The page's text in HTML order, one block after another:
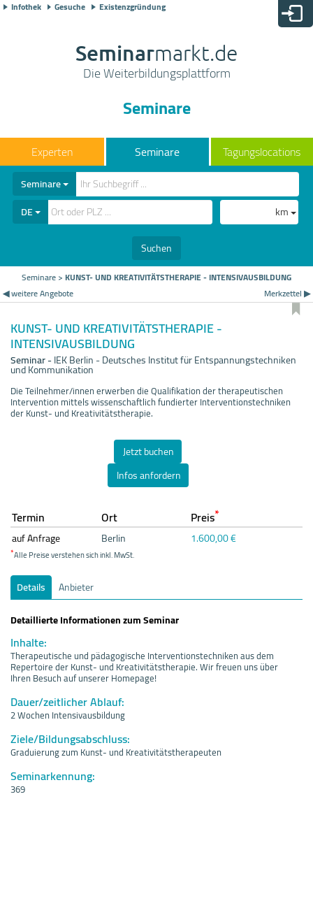
Infothek Gesuche Existenzgründung
Seminarmarkt.de
Die Weiterbildungsplattform
Seminare
Seminare Tagungslocations
Seminare
DE
km
Suchen
Seminare> KUNST- UND KREATIVITÄTSTHERAPIE - INTENSIVAUSBILDUNG
◀ weitere Angebote
Merkzettel ▶
KUNST- UND KREATIVITÄTSTHERAPIE -
INTENSIVAUSBILDUNG
Seminar-IEK Berlin - Deutsches Institut für Entspannungstechniken
und Kommunikation
Die Teilnehmer/innen erwerben die Qualifikation der therapeutischen
Intervention mittels wissenschaftlich fundierter Interventionstechniken
der Kunst- und Kreativitätstherapie.
Jetzt buchen
Infos anfordern
Termin Ort Preis*
auf Anfrage Berlin 1.600,00 €
*Alle Preise verstehen sich inkl. MwSt.
Details
Anbieter
Detaillierte Informationen zum Seminar
Inhalte:
Therapeutische und pädagogische Interventionstechniken aus dem
Repertoire der Kunst- und Kreativitätstherapie. Wir freuen uns über
Ihren Besuch auf unserer Homepage!
Dauer/zeitlicher Ablauf:
2 Wochen Intensivausbildung
Ziele/Bildungsabschluss:
Graduierung zum Kunst- und Kreativitätstherapeuten
Seminarkennung:
369